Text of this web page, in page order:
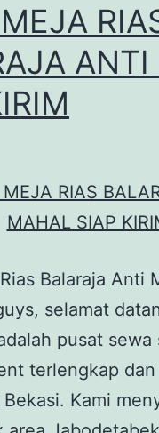
Balaraja Anti
selamat
pusat sewa
terlengkap
Kami